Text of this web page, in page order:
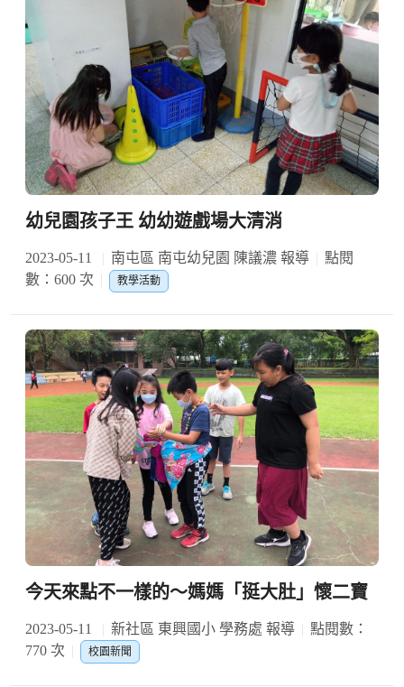
幼兒園孩子王 幼幼遊戲場大清消
2023-05-11 南屯區 南屯幼兒園 陳議濃 報導
點閱
數：600 次
教學活動
今天來點不一樣的～媽媽「挺大肚」懷二寶
2023-05-11 新社區 東興國小 學務處 報導
點閱數：
770 次
校園新聞